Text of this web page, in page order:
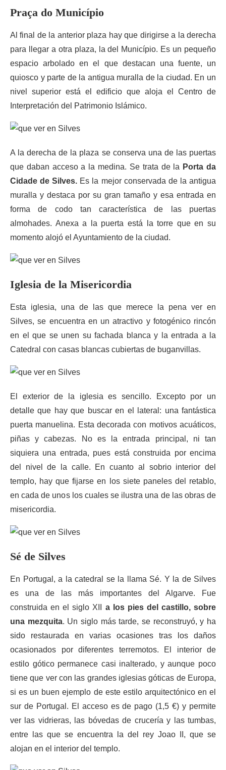
Praça do Município
Al final de la anterior plaza hay que dirigirse a la derecha
para llegar a otra plaza, la del Município. Es un pequeño
espacio arbolado en el que destacan una fuente, un
quiosco y parte de la antigua muralla de la ciudad. En un
nivel superior está el edificio que aloja el Centro de
Interpretación del Patrimonio Islámico.
A la derecha de la plaza se conserva una de las puertas
que daban acceso a la medina. Se trata de la Porta da
Cidade de Silves. Es la mejor conservada de la antigua
muralla y destaca por su gran tamaño y esa entrada en
forma de codo tan característica de las puertas
almohades. Anexa a la puerta está la torre que en su
momento alojó el Ayuntamiento de la ciudad.
Iglesia de la Misericordia
Esta iglesia, una de las que merece la pena ver en
Silves, se encuentra en un atractivo y fotogénico rincón
en el que se unen su fachada blanca y la entrada a la
Catedral con casas blancas cubiertas de buganvillas.
El exterior de la iglesia es sencillo. Excepto por un
detalle que hay que buscar en el lateral: una fantástica
puerta manuelina. Esta decorada con motivos acuáticos,
piñas y cabezas. No es la entrada principal, ni tan
siquiera una entrada, pues está construida por encima
del nivel de la calle. En cuanto al sobrio interior del
templo, hay que fijarse en los siete paneles del retablo,
en cada de unos los cuales se ilustra una de las obras de
misericordia.
Sé de Silves
En Portugal, a la catedral se la llama Sé. Y la de Silves
es una de las más importantes del Algarve. Fue
construida en el siglo XII a los pies del castillo, sobre
una mezquita. Un siglo más tarde, se reconstruyó, y ha
sido restaurada en varias ocasiones tras los daños
ocasionados por diferentes terremotos. El interior de
estilo gótico permanece casi inalterado, y aunque poco
tiene que ver con las grandes iglesias góticas de Europa,
si es un buen ejemplo de este estilo arquitectónico en el
sur de Portugal. El acceso es de pago (1,5 €) y permite
ver las vidrieras, las bóvedas de crucería y las tumbas,
entre las que se encuentra la del rey Joao II, que se
alojan en el interior del templo.